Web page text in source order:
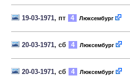
19-03-1971, пт 4 Люксембург
20-03-1971, сб 4 Люксембург
20-03-1971, сб 4 Люксембург